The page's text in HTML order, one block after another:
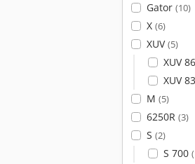
Gator (10)
X (6)
XUV(5)
XUV
XUV
M (5)
6250R (3)
S (2)
S 700